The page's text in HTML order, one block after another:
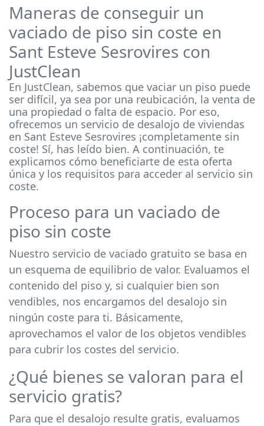
Maneras de conseguir un
vaciado de piso sin coste en
Sant Esteve Sesrovires con
JustClean
En JustClean, sabemos que vaciar un piso puede
ser difícil, ya sea por una reubicación, la venta de
una propiedad o falta de espacio. Por eso,
ofrecemos un servicio de desalojo de viviendas
en Sant Esteve Sesrovires ¡completamente sin
coste! Sí, has leído bien. A continuación, te
explicamos cómo beneficiarte de esta oferta
única y los requisitos para acceder al servicio sin
coste.
Proceso para un vaciado de
piso sin coste
Nuestro servicio de vaciado gratuito se basa en
un esquema de equilibrio de valor. Evaluamos el
contenido del piso y, si cualquier bien son
vendibles, nos encargamos del desalojo sin
ningún coste para ti. Básicamente,
aprovechamos el valor de los objetos vendibles
para cubrir los costes del servicio.
¿Qué bienes se valoran para el
servicio gratis?
Para que el desalojo resulte gratis, evaluamos